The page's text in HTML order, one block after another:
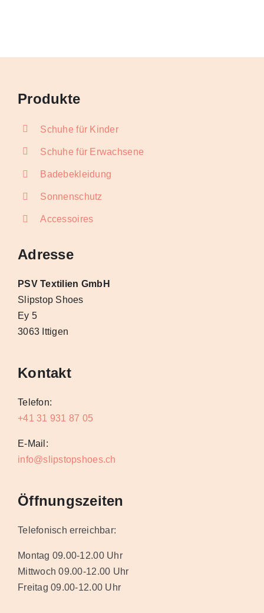
Produkte
Schuhe für Kinder
Schuhe für Erwachsene
Badebekleidung
Sonnenschutz
Accessoires
Adresse
PSV Textilien GmbH
Slipstop Shoes
Ey 5
3063 Ittigen
Kontakt
Telefon:
+41 31 931 87 05
E-Mail:
info@slipstopshoes.ch
Öffnungszeiten
Telefonisch erreichbar:
Montag 09.00-12.00 Uhr
Mittwoch 09.00-12.00 Uhr
Freitag 09.00-12.00 Uhr